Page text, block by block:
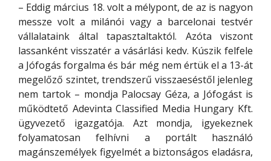
– Eddig március 18. volt a mélypont, de az is nagyon
messze volt a milánói vagy a barcelonai testvér
vállalataink által tapasztaltaktól. Azóta viszont
lassanként visszatér a vásárlási kedv. Kúszik felfele
a Jófogás forgalma és bár még nem értük el a 13-át
megelőző szintet, trendszerű visszaeséstől jelenleg
nem tartok – mondja Palocsay Géza, a Jófogást is
működtető Adevinta Classified Media Hungary Kft.
ügyvezető igazgatója. Azt mondja, igyekeznek
folyamatosan felhívni a portált használó
magánszemélyek figyelmét a biztonságos eladásra,